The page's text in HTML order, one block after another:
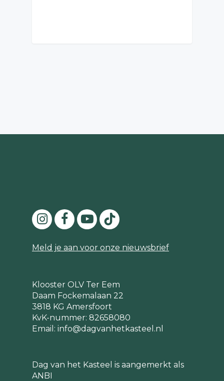
Meld je aan voor onze nieuwsbrief
Klooster OLV Ter Eem
Daam Fockemalaan 22
3818 KG Amersfoort
KvK-nummer: 82658080
Email: info@dagvanhetkasteel.nl
Dag van het Kasteel is aangemerkt als
ANBI